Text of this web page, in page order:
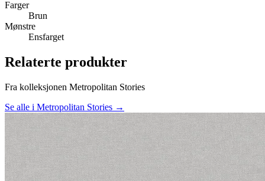
Farger
Brun
Mønstre
Ensfarget
Relaterte produkter
Fra kolleksjonen Metropolitan Stories
Se alle i Metropolitan Stories →